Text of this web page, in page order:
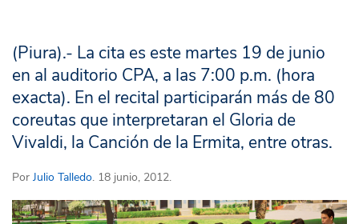
(Piura).- La cita es este martes 19 de junio
en al auditorio CPA, a las 7:00 p.m. (hora
exacta). En el recital participarán más de 80
coreutas que interpretaran el Gloria de
Vivaldi, la Canción de la Ermita, entre otras.
Por Julio Talledo. 18 junio, 2012.